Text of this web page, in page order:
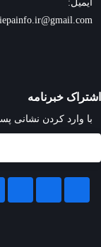
ایمیل:
iepainfo.ir@gmail.com
اشتراک خبرنامه
با وارد کردن نشانی